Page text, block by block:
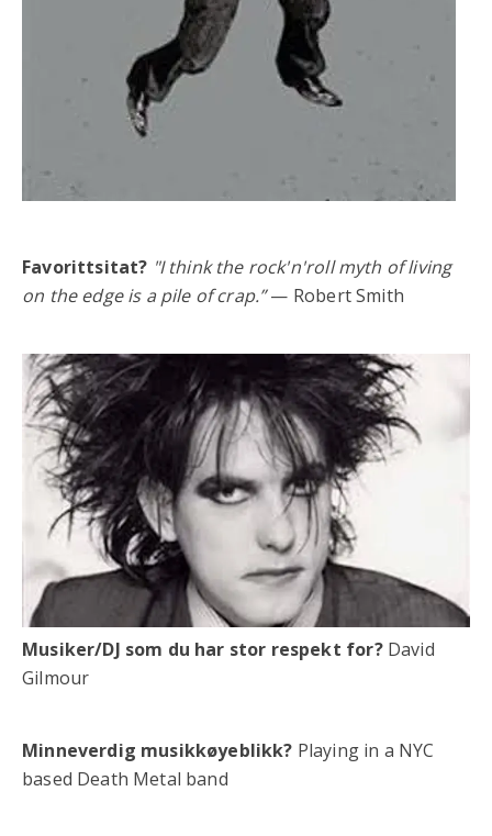
Favorittsitat? "I think the rock'n'roll myth of living
on the edge is a pile of crap.”— Robert Smith
Musiker/DJ som du har stor respekt for?David
Gilmour
Minneverdig musikkøyeblikk? Playing in a NYC
based Death Metal band